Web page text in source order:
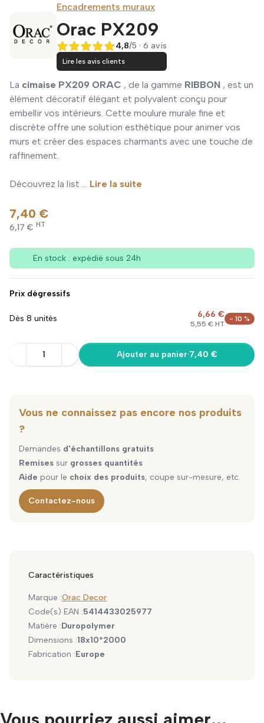
Encadrements muraux
Orac PX209
4,8 sur 5
4,8/5 · 6 avis
Lire les avis clients
La cimaise PX209 ORAC , de la gamme RIBBON , est un
élément décoratif élégant et polyvalent conçu pour
embellir vos intérieurs. Cette moulure murale fine et
discrète offre une solution esthétique pour animer vos
murs et créer des espaces charmants avec une touche de
raffinement.
Découvrez la list ... Lire la suite
7,40 €
6,17 € HT
En stock : expédié sous 24h
Prix dégressifs
Dès 8 unités 6,66 €
5,55 € HT
- 10 %
1 Ajouter au panier·7,40 €
Vous ne connaissez pas encore nos produits
?
Demandes d'échantillons gratuits
Remises sur grosses quantités
Aide pour le choix des produits, coupe sur-mesure, etc.
Contactez-nous
Caractéristiques
Marque :Orac Decor
Code(s) EAN :5414433025977
Matière :Duropolymer
Dimensions :18x10*2000
Fabrication :Europe